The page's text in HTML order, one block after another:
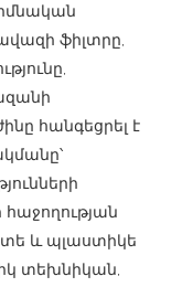
ֆիլտրը,
հանգեցրել է
հաջողության
և պլաստիկե
տեխնիկան,